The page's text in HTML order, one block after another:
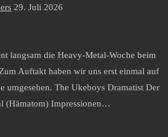
29. Juli 2026
langsam die Heavy-Metal-Woche beim
Auftakt haben wir uns erst einmal auf
umgesehen. The Ukeboys Dramatist Der
(Hämatom) Impressionen…